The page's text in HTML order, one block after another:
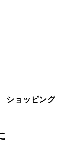
ショッピング